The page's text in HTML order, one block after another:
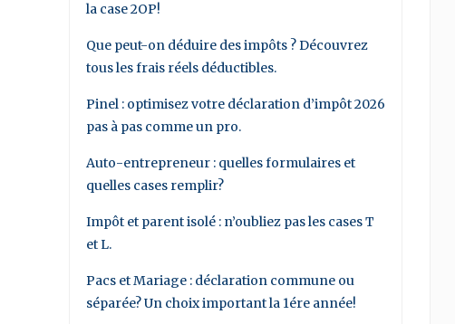
la case 2OP!
Que peut-on déduire des impôts ? Découvrez
tous les frais réels déductibles.
Pinel : optimisez votre déclaration d’impôt 2026
pas à pas comme un pro.
Auto-entrepreneur : quelles formulaires et
quelles cases remplir?
Impôt et parent isolé : n’oubliez pas les cases T
et L.
Pacs et Mariage : déclaration commune ou
séparée? Un choix important la 1ére année!